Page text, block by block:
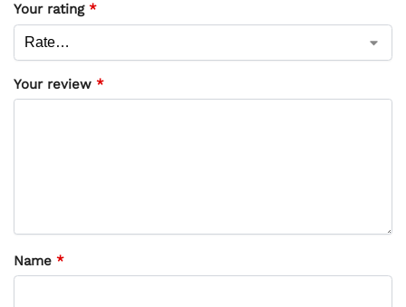
Your rating *
Your review *
Name *